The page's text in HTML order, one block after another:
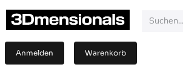
Anmelden Warenkorb